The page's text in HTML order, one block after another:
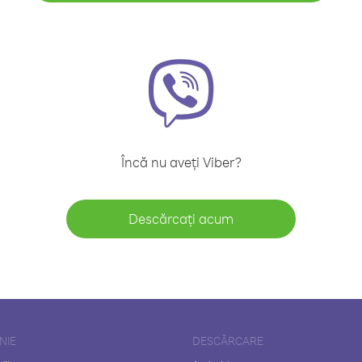
Încă nu aveți Viber?
Descărcați acum
DESCĂRCARE